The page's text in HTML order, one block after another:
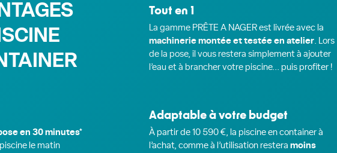
Tout en 1
La gamme PRÊTE A NAGER est livrée avec la
machinerie montée et testée en atelier . Lors
de la pose, il vous restera simplement à ajouter
l’eau et à brancher votre piscine... puis profiter !
en 30 minutes*
le matin
Adaptable à votre budget
À partir de 10 590 €, la piscine en container à
l’achat, comme à l’utilisation restera moins